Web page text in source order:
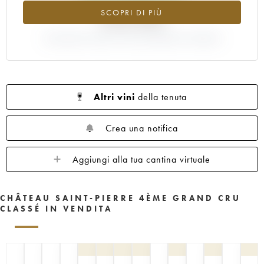
SCOPRI DI PIÙ
+410.54%
Altri vini della tenuta
Crea una notifica
Aggiungi alla tua cantina virtuale
CHÂTEAU SAINT-PIERRE 4ÈME GRAND CRU
CLASSÉ IN VENDITA